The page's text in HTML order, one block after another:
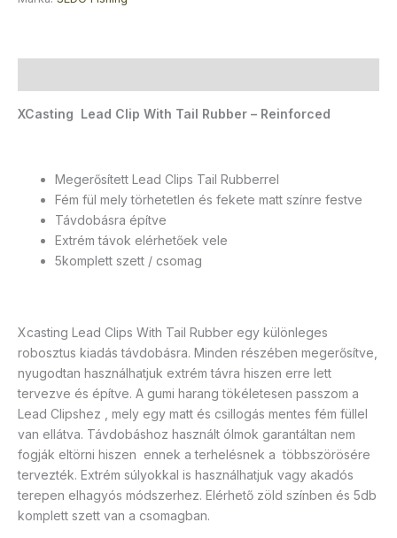
XCasting Lead Clip With Tail Rubber – Reinforced
Megerősített Lead Clips Tail Rubberrel
Fém fül mely törhetetlen és fekete matt színre festve
Távdobásra építve
Extrém távok elérhetőek vele
5komplett szett / csomag
Xcasting Lead Clips With Tail Rubber egy különleges
robosztus kiadás távdobásra. Minden részében megerősítve,
nyugodtan használhatjuk extrém távra hiszen erre lett
tervezve és építve. A gumi harang tökéletesen passzom a
Lead Clipshez , mely egy matt és csillogás mentes fém füllel
van ellátva. Távdobáshoz használt ólmok garantáltan nem
fogják eltörni hiszen ennek a terhelésnek a többszörösére
tervezték. Extrém súlyokkal is használhatjuk vagy akadós
terepen elhagyós módszerhez. Elérhető zöld színben és 5db
komplett szett van a csomagban.